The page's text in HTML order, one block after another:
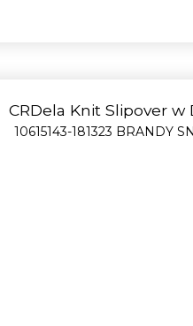
CRDela Knit Slipover w
10615143-181323 BRANDY